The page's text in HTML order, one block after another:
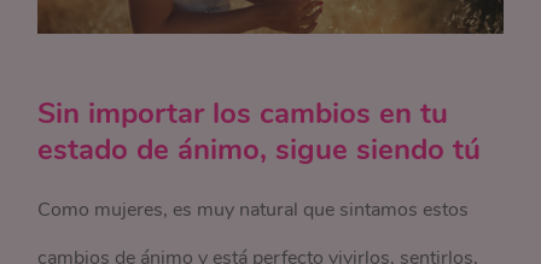
Sin importar los cambios en tu
estado de ánimo, sigue siendo tú
Como mujeres, es muy natural que sintamos estos
cambios de ánimo y está perfecto vivirlos, sentirlos,